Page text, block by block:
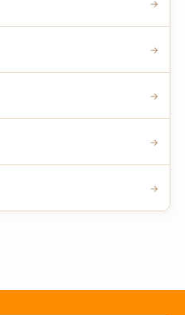
→
→
→
→
→